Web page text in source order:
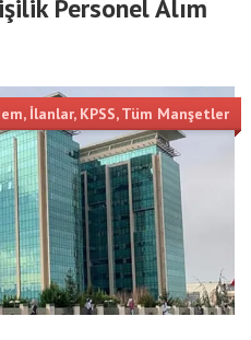
Personel Alım
, İlanlar, KPSS,Tüm Manşetler